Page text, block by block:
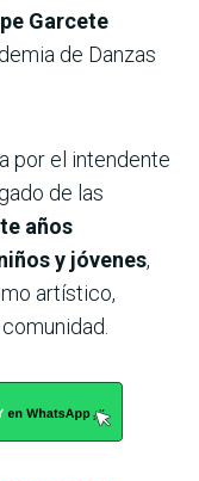
Garcete
de Danzas
por el intendente
de las
años
y jóvenes,
artístico,